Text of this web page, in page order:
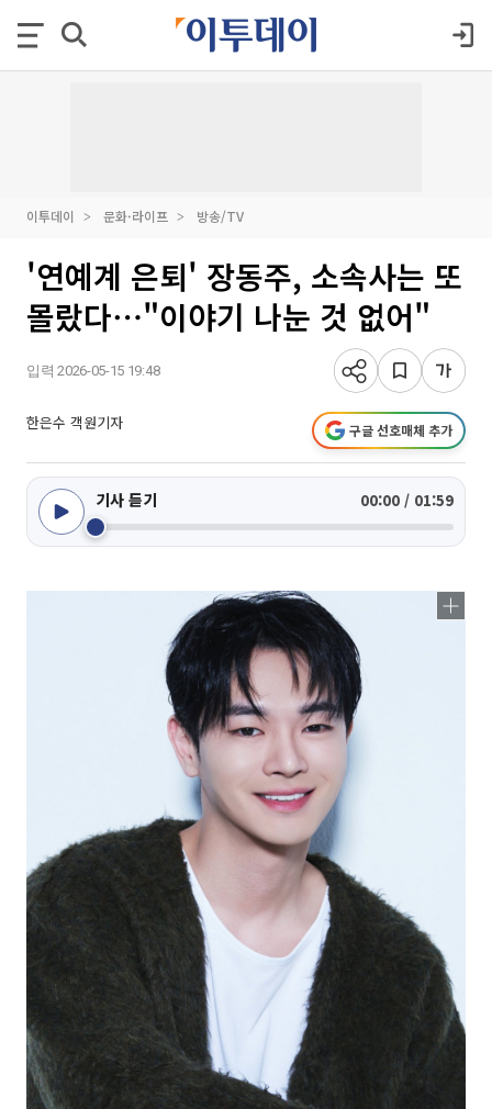
이투데이 문화·라이프 방송/TV
'연예계 은퇴' 장동주, 소속사는 또
몰랐다⋯"이야기 나눈 것 없어"
입력 2026-05-15 19:48
한은수 객원기자 구글 선호매체 추가
기사 듣기 00:00 / 01:59